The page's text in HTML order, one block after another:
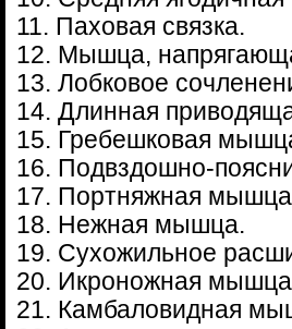
11. Паховая связка.
12. Мышца,
13. Лобковое
14. Длинная
15. Гребешковая
16. Подвздошно-
17. Портняжная
18. Нежная мышца.
19. Сухожильное
20. Икроножная
21. Камбаловидная